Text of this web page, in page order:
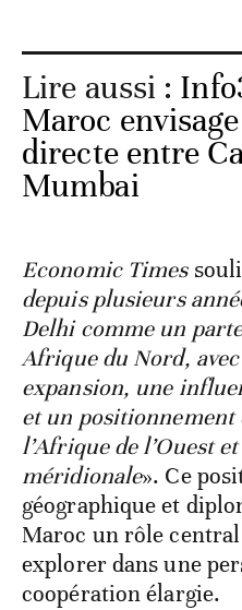
Lire aussi :
Maroc
directe entre
Mumbai
Economic Times
depuis plusieurs
Delhi comme un
Afrique du Nord,
expansion, une
et un
l’Afrique de l’Ouest
méridionale». Ce
géographique et
Maroc un rôle
explorer dans une
coopération élargie.